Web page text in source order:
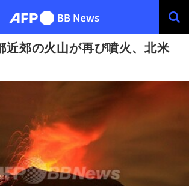
近郊の火山が再び噴火、北米